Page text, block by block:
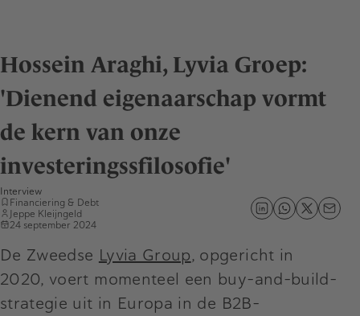
Hossein Araghi, Lyvia Groep:
'Dienend eigenaarschap vormt
de kern van onze
investeringssfilosofie'
Interview
Financiering & Debt
Jeppe Kleijngeld
24 september 2024
De Zweedse Lyvia Group, opgericht in
2020, voert momenteel een buy-and-build-
strategie uit in Europa in de B2B-